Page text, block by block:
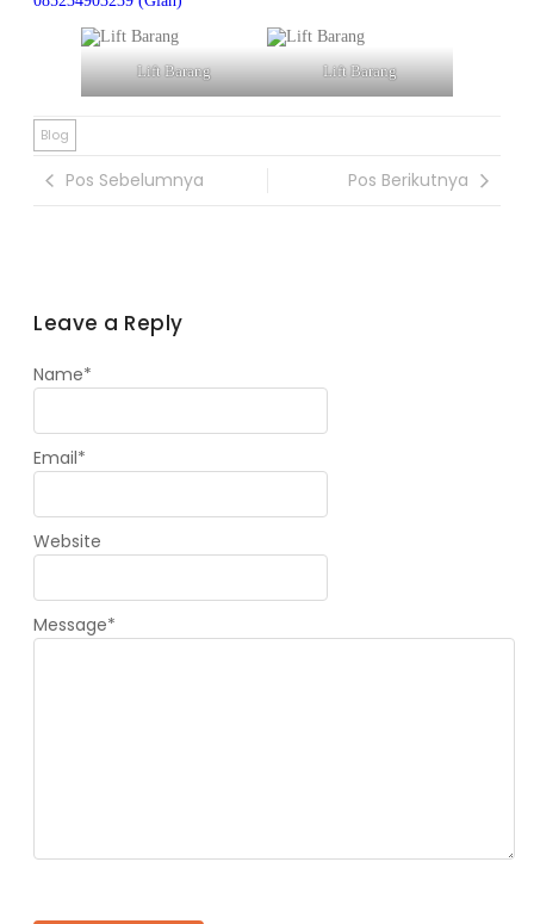
Lift Barang Lift Barang
Blog
Pos Sebelumnya Pos Berikutnya
Leave a Reply
Message*
Name*
Email*
Website